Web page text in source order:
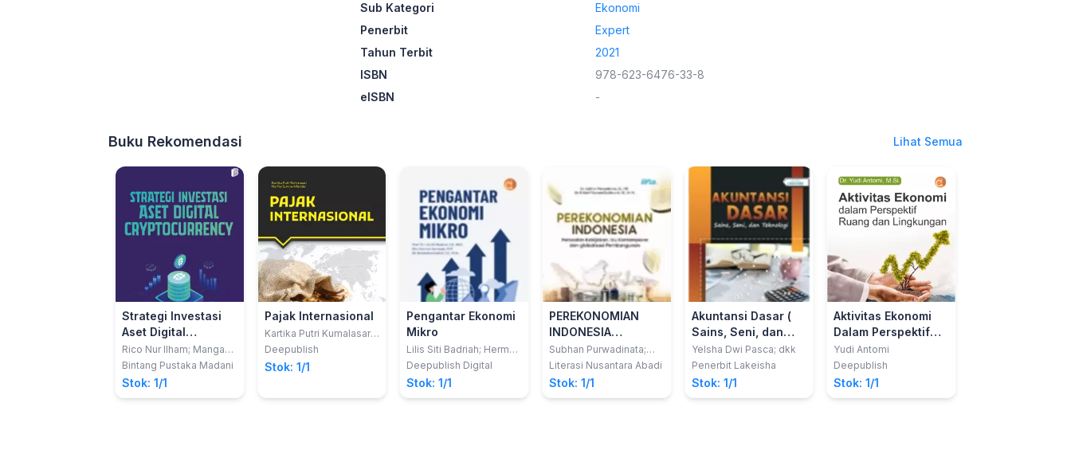
Sub Kategori
Ekonomi
Penerbit
Expert
Tahun Terbit
2021
ISBN
978-623-6476-33-8
eISBN
-
Buku Rekomendasi Lihat Semua
Strategi Investasi
Aset Digital
Cryptocurrency
Rico Nur Ilham; Mangasi
Sinurat
Bintang Pustaka Madani
Stok: 1/1
Pajak Internasional
Kartika Putri Kumalasari
dan Nurlita Sukma
Alfandia
Deepublish
Stok: 1/1
Pengantar Ekonomi
Mikro
Lilis Siti Badriah; Herman
Sambodo;
Barokatuminalloh
Deepublish Digital
Stok: 1/1
PEREKONOMIAN
INDONESIA
Persoalan
Kebijakan, Isu
Kontemporer dan
globalisasi
Subhan Purwadinata;
Ridolof Wenand
Literasi Nusantara Abadi
Stok: 1/1
Akuntansi Dasar (
Sains, Seni, dan
Teknologi )
Yelsha Dwi Pasca; dkk
Penerbit Lakeisha
Stok: 1/1
Aktivitas Ekonomi
Dalam Perspektif
Ruang Dan
Lingkungan
Yudi Antomi
Deepublish
Stok: 1/1